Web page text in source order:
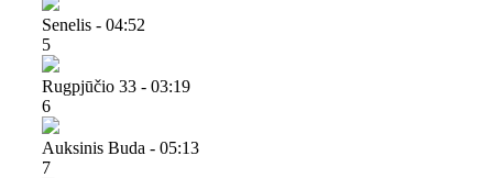
Senelis - 04:52
5
Rugpjūčio 33 - 03:19
6
Auksinis Buda - 05:13
7